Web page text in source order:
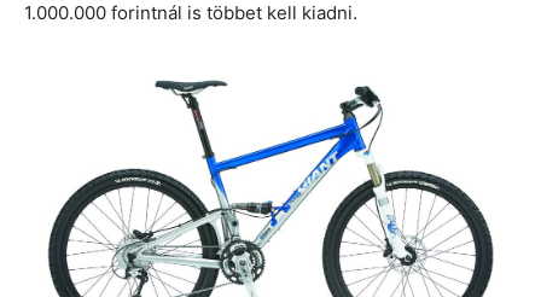
1.000.000 forintnál is többet kell kiadni.